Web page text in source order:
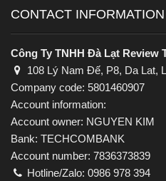
CONTACT INFORMATION
Công Ty TNHH Đà Lạt Review
108 Lý Nam Đế, P8, Da Lat,
Company code: 5801460907
Account information:
Account owner: NGUYEN KIM
Bank: TECHCOMBANK
Account number: 7836373839
Hotline/Zalo: 0986 978 394